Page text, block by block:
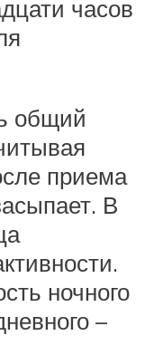
часов
общий
приема
В
ночного
–